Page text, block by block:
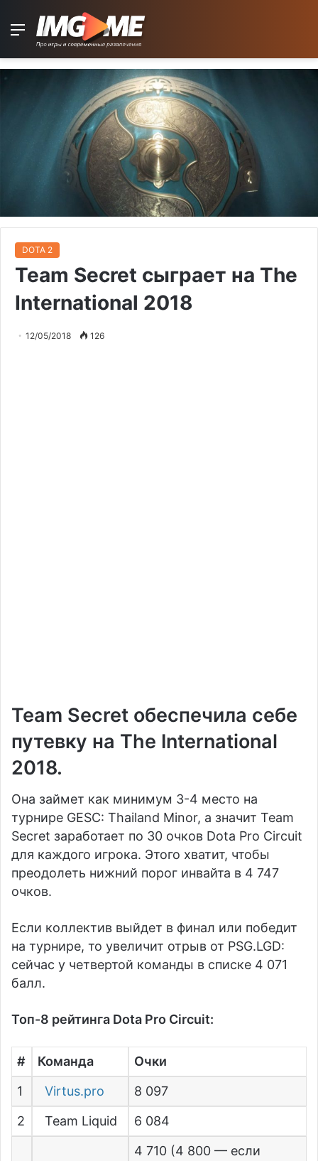
Menu
DOTA 2
Team Secret сыграет на The
International 2018
12/05/2018 126
Team Secret обеспечила себе
путевку на The International
2018.
Она займет как минимум 3-4 место на
турнире GESC: Thailand Minor, а значит Team
Secret заработает по 30 очков Dota Pro Circuit
для каждого игрока. Этого хватит, чтобы
преодолеть нижний порог инвайта в 4 747
очков.
Если коллектив выйдет в финал или победит
на турнире, то увеличит отрыв от PSG.LGD:
сейчас у четвертой команды в списке 4 071
балл.
Топ-8 рейтинга Dota Pro Circuit:
# Команда
Очки
1
Virtus.pro
8 097
2
Team Liquid 6 084
4 710 (4 800 — если